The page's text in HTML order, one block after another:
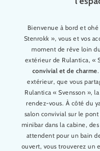
Bienvenue à bord et
Stenrokk », vous et vos
moment de rêve loin
extérieur de Rulantica, «
convivial et de charme
extérieur, que vous
Rulantica « Svensson »,
rendez-vous. À côté du
salon convivial sur le
minibar dans la cabine,
attendent pour un bain
ouvert, vous trouverez un